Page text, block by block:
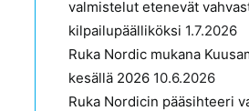
valmistelut etenevät
kilpailupäälliköksi 1.7.2026
Ruka Nordic mukana
kesällä 2026 10.6.2026
Ruka Nordicin pääsihteeri